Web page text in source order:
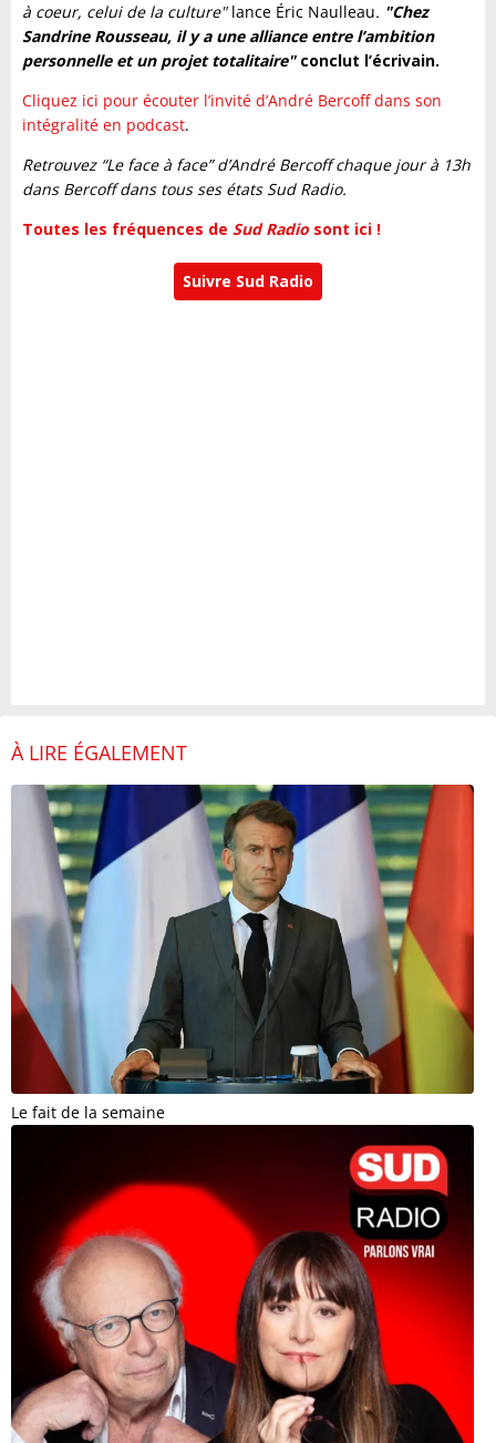
à coeur, celui de la culture" lance Éric Naulleau. "Chez
Sandrine Rousseau, il y a une alliance entre l’ambition
personnelle et un projet totalitaire"conclut l’écrivain.
Cliquez ici pour écouter l’invité d’André Bercoff dans son
intégralité en podcast.
Retrouvez “Le face à face” d’André Bercoff chaque jour à 13h
dans Bercoff dans tous ses états Sud Radio.
Toutes les fréquences de Sud Radio sont ici !
Suivre Sud Radio
À LIRE ÉGALEMENT
Le fait de la semaine